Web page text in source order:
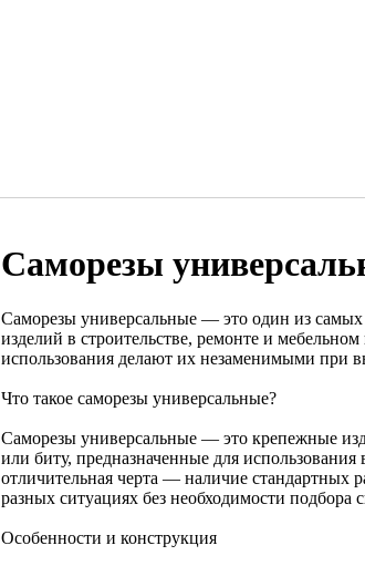
Саморезы
Саморезы универсальные — это один из
изделий в строительстве, ремонте и
использования делают их незаменимыми при
Что такое саморезы универсальные?
Саморезы универсальные — это крепежные
или биту, предназначенные для
отличительная черта — наличие стандартных
разных ситуациях без необходимости
Особенности и конструкция